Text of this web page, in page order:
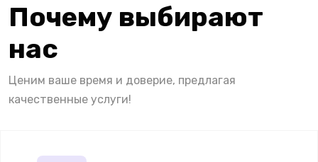
Почему выбирают
нас
Ценим ваше время и доверие, предлагая
качественные услуги!